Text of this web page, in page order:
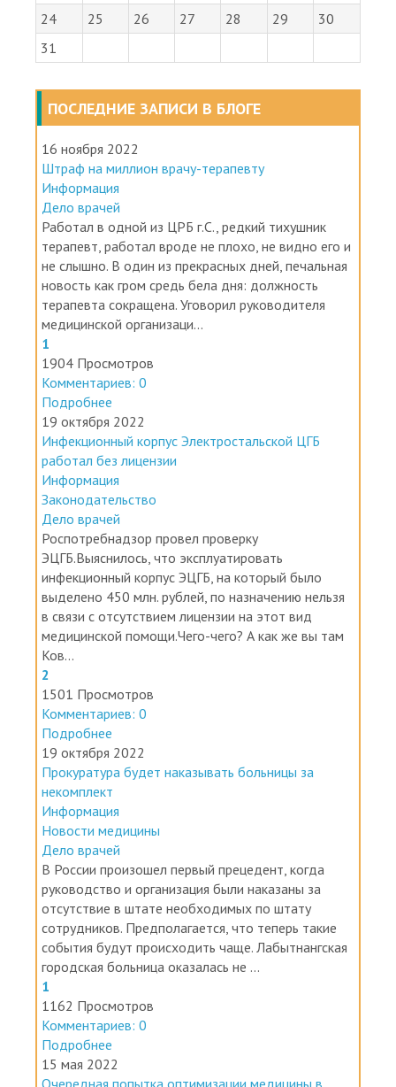
24 25 26 27 28 29
30
31
ПОСЛЕДНИЕ ЗАПИСИ В БЛОГЕ
16 ноября 2022
Штраф на миллион врачу-терапевту
Информация
Дело врачей
Работал в одной из ЦРБ г.С., редкий тихушник
терапевт, работал вроде не плохо, не видно его и
не слышно. В один из прекрасных дней, печальная
новость как гром средь бела дня: должность
терапевта сокращена. Уговорил руководителя
медицинской организаци...
1
1904 Просмотров
Комментариев: 0
Подробнее
19 октября 2022
Инфекционный корпус Электростальской ЦГБ
работал без лицензии
Информация
Законодательство
Дело врачей
Роспотребнадзор провел проверку
ЭЦГБ.Выяснилось, что эксплуатировать
инфекционный корпус ЭЦГБ, на который было
выделено 450 млн. рублей, по назначению нельзя
в связи с отсутствием лицензии на этот вид
медицинской помощи.Чего-чего? А как же вы там
Ков...
2
1501 Просмотров
Комментариев: 0
Подробнее
19 октября 2022
Прокуратура будет наказывать больницы за
некомплект
Информация
Новости медицины
Дело врачей
В России произошел первый прецедент, когда
руководство и организация были наказаны за
отсутствие в штате необходимых по штату
сотрудников. Предполагается, что теперь такие
события будут происходить чаще. Лабытнангская
городская больница оказалась не ...
1
1162 Просмотров
Комментариев: 0
Подробнее
15 мая 2022